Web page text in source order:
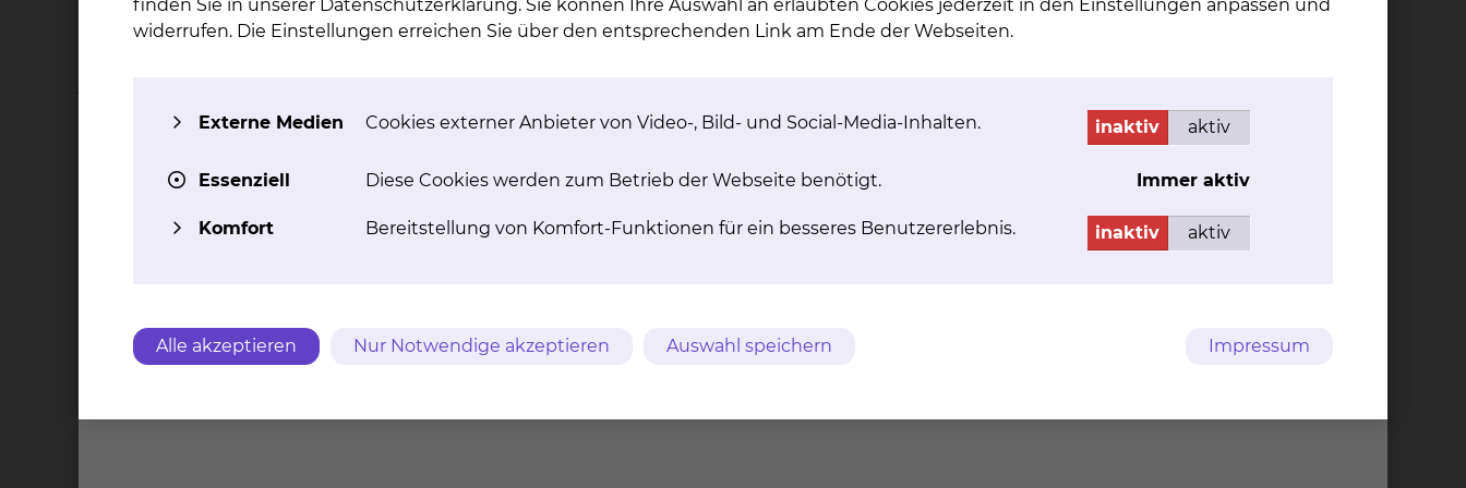
Damit Sie sich auf unserer Station besser zurechtfinden, haben wir Ihnen einige praktische Informationen zusammengestellt. Natürlich geben wir
hierbei für Fragen ebenfalls gern zur Verfügung.
Mahlzeiten eingenommen werden können oder Besuch empfangen werden kann.
Das Rauchen ist im Gebäude nicht gestattet. Es steht Ihnen ein Rauchpavillon im Therapiegarten der Geriatrie sowie mehrere weitere
Rauchpavillons auf dem Klinikum- gelände zur Verfügung.
finden Sie in unserer Datenschutzerklärung. Sie können Ihre Auswahl an erlaubten Cookies jederzeit in den Einstellungen anpassen und
widerrufen. Die Einstellungen erreichen Sie über den entsprechenden Link am Ende der Webseiten.
Externe Medien Cookies externer Anbieter von Video-, Bild- und Social-Media-Inhalten. inaktiv aktiv
Essenziell Diese Cookies werden zum Betrieb der Webseite benötigt. Immer aktiv
Komfort Bereitstellung von Komfort-Funktionen für ein besseres Benutzererlebnis. inaktiv aktiv
Alle akzeptieren Nur Notwendige akzeptieren Auswahl speichern Impressum